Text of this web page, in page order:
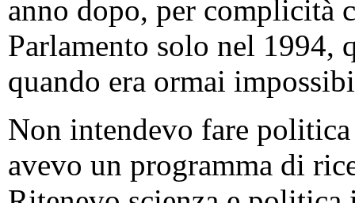
anno dopo, per complicità
Parlamento solo nel 1994,
quando era ormai
Non intendevo fare
avevo un programma di